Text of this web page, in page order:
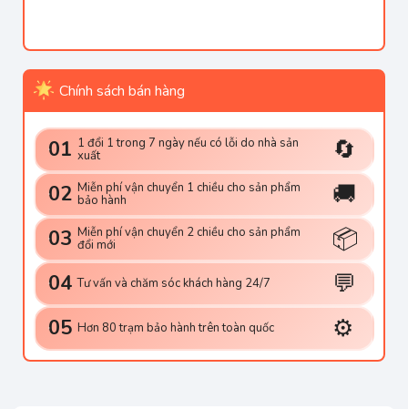
Chính sách bán hàng
01 1 đổi 1 trong 7 ngày nếu có lỗi do nhà sản
xuất 🔄
02 Miễn phí vận chuyển 1 chiều cho sản phẩm
bảo hành 🚚
03 Miễn phí vận chuyển 2 chiều cho sản phẩm
đổi mới 📦
04 Tư vấn và chăm sóc khách hàng 24/7 💬
05 Hơn 80 trạm bảo hành trên toàn quốc ⚙️